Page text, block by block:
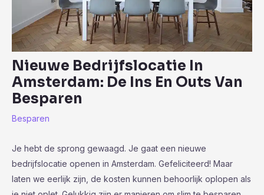
Nieuwe Bedrijfslocatie In
Amsterdam: De Ins En Outs Van
Besparen
Besparen
Je hebt de sprong gewaagd. Je gaat een nieuwe
bedrijfslocatie openen in Amsterdam. Gefeliciteerd! Maar
laten we eerlijk zijn, de kosten kunnen behoorlijk oplopen als